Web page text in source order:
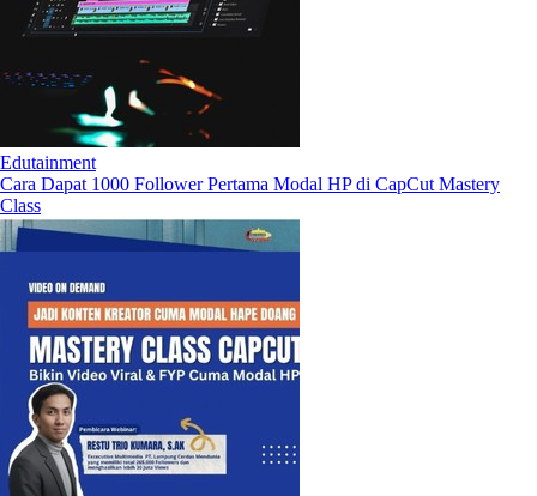
Edutainment
Cara Dapat 1000 Follower Pertama Modal HP di CapCut Mastery
Class